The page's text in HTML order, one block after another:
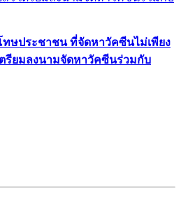
ษประชาชน ที่จัดหาวัคซีนไม่เพียง
รียมลงนามจัดหาวัคซีนร่วมกับ